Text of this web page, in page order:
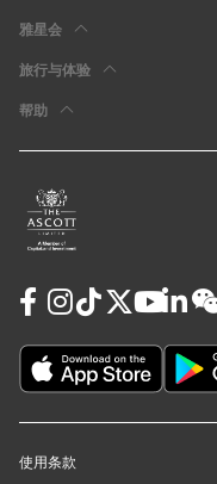
雅星会
旅行与体验
帮助
使用条款